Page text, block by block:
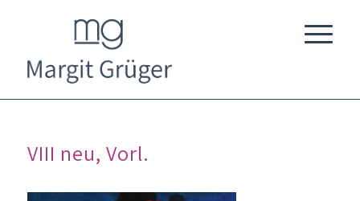
VIII neu, Vorl.